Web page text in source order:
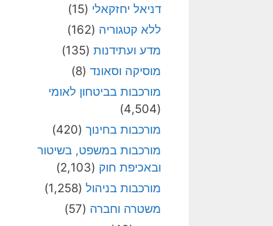
דניאל יחזקאלי (15)
ללא קטגוריה (162)
מדע ועתידנות (135)
מוסיקה וסאונד (8)
מורכבות בביטחון לאומי
(4,504)
מורכבות בחינוך (420)
מורכבות במשפט, בשיטור
ובאכיפת חוק (2,103)
מורכבות בניהול (1,258)
משטרה וחברה (57)